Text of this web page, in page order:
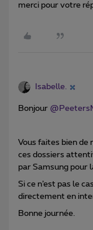
merci pour votre
Isabelle.
Bonjour ​
Vous faites bien de
ces dossiers
par Samsung pour
Si ce n’est pas le
directement en
Bonne journée.